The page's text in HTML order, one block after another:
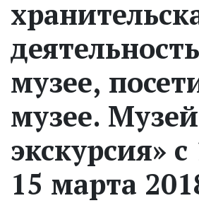
музее,
музее.
экскурсия»
15 марта